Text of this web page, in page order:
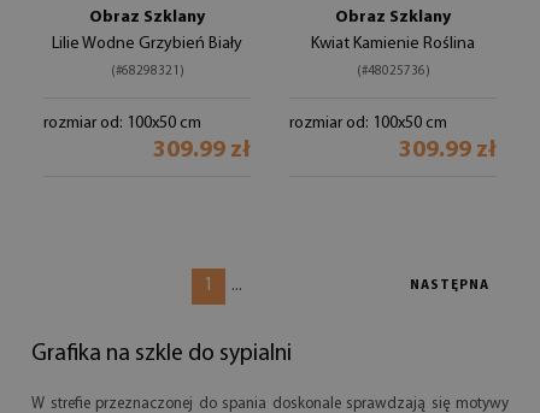
Obraz Szklany
Lilie Wodne Grzybień Biały
(#68298321)
rozmiar od: 100x50 cm
309.99 zł
Obraz Szklany
Kwiat Kamienie Roślina
(#48025736)
rozmiar od: 100x50 cm
309.99 zł
1 ... NASTĘPNA
Grafika na szkle do sypialni
W strefie przeznaczonej do spania doskonale sprawdzają się motywy